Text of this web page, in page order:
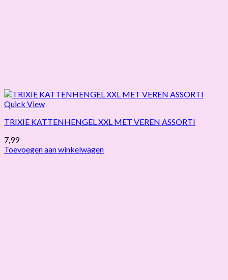
Quick View
TRIXIE KATTENHENGEL XXL MET VEREN ASSORTI
7,99
Toevoegen aan winkelwagen